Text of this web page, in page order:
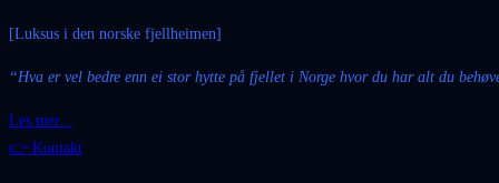
[Luksus i den norske fjellheimen]
“Hva er vel bedre enn ei stor hytte på fjellet i Norge hvor du har alt du
Les mer...
👉 Kontakt